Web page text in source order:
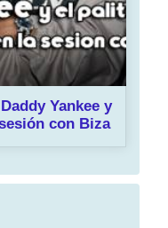
Yankee y
con Biza